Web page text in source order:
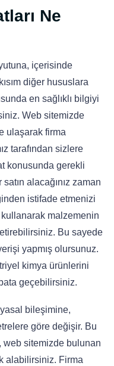
Ne
içerisinde
diğer hususlara
en sağlıklı bilgiyi
Web sitemizde
ulaşarak firma
tarafından sizlere
konusunda gerekli
alacağınız zaman
istifade etmenizi
malzemenin
Bu sayede
yapmış olursunuz.
kimya ürünlerini
geçebilirsiniz.
bileşimine,
göre değişir. Bu
web sitemizde bulunan
alabilirsiniz. Firma